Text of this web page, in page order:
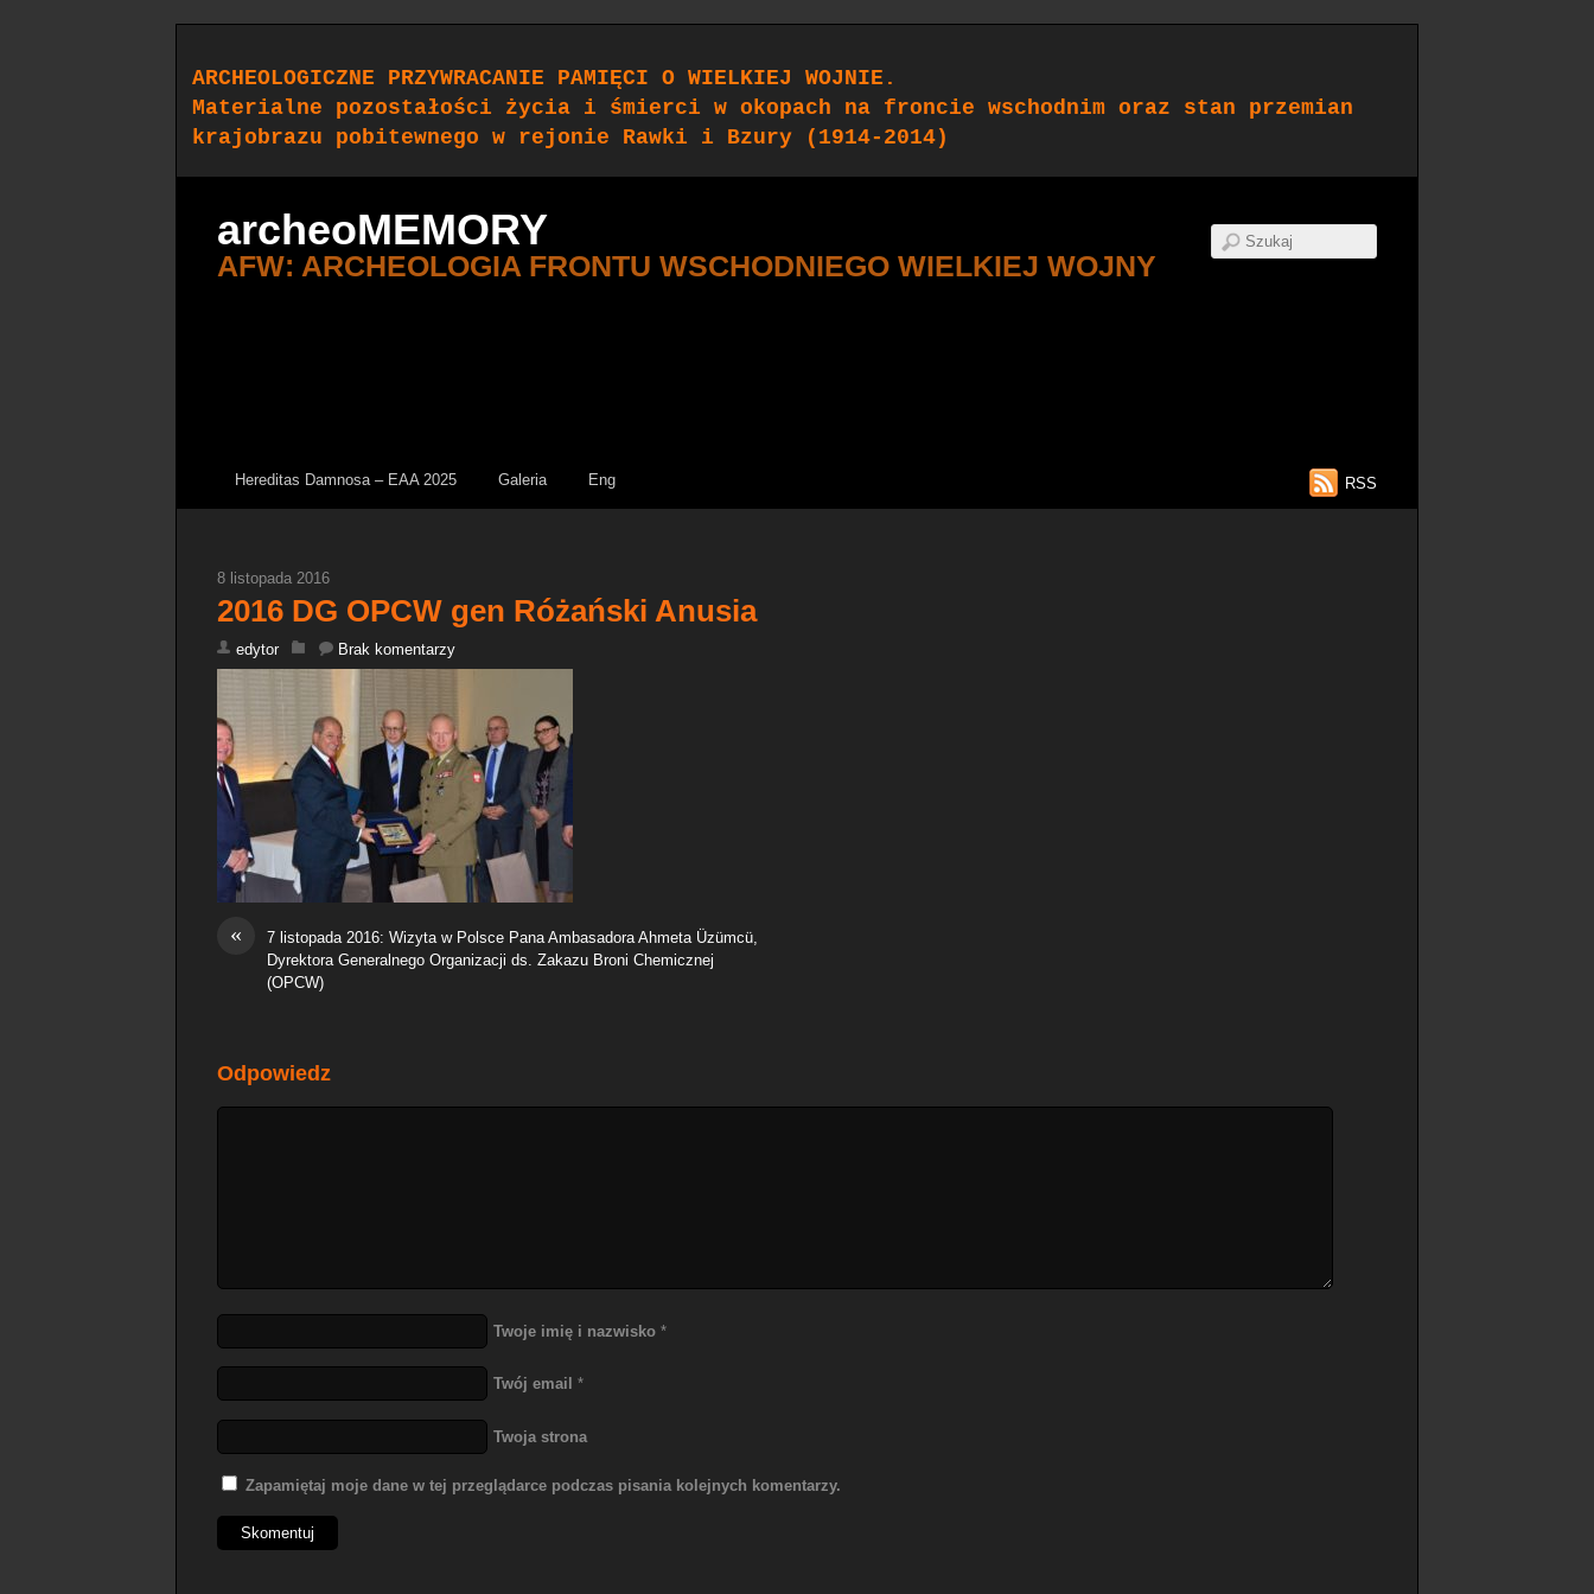
ARCHEOLOGICZNE PRZYWRACANIE PAMIĘCI O WIELKIEJ WOJNIE.
Materialne pozostałości życia i śmierci w okopach na froncie wschodnim oraz stan przemian
krajobrazu pobitewnego w rejonie Rawki i Bzury (1914-2014)
archeoMEMORY
AFW: ARCHEOLOGIA FRONTU WSCHODNIEGO WIELKIEJ WOJNY
Hereditas Damnosa – EAA 2025 Galeria Eng RSS
8 listopada 2016
2016 DG OPCW gen Różański Anusia
edytor Brak komentarzy
«
7 listopada 2016: Wizyta w Polsce Pana Ambasadora Ahmeta Üzümcü,
Dyrektora Generalnego Organizacji ds. Zakazu Broni Chemicznej
(OPCW)
Odpowiedz
Twoje imię i nazwisko *
Twój email *
Twoja strona
Zapamiętaj moje dane w tej przeglądarce podczas pisania kolejnych komentarzy.